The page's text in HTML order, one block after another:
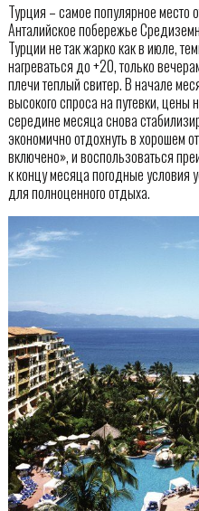
Турция – самое популярное место
Анталийское побережье
Турции не так жарко как в июле,
нагреваться до +20, только
плечи теплый свитер. В начале
высокого спроса на путевки, цены
середине месяца снова
экономично отдохнуть в хорошем
включено», и воспользоваться
к концу месяца погодные условия
для полноценного отдыха.